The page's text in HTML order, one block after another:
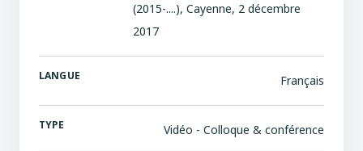
(2015-....), Cayenne, 2 décembre
2017
LANGUE Français
TYPE Vidéo - Colloque & conférence